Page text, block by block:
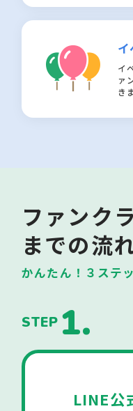
イ
ァ
き
ファンク
までの流
かんたん！３ステ
STEP 1.
LINE公